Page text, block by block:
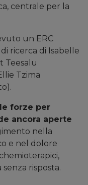
centrale per la
un ERC
ricerca di Isabelle
Teesalu
Tzima
forze per
ancora aperte
nella
e nel dolore
risposta.